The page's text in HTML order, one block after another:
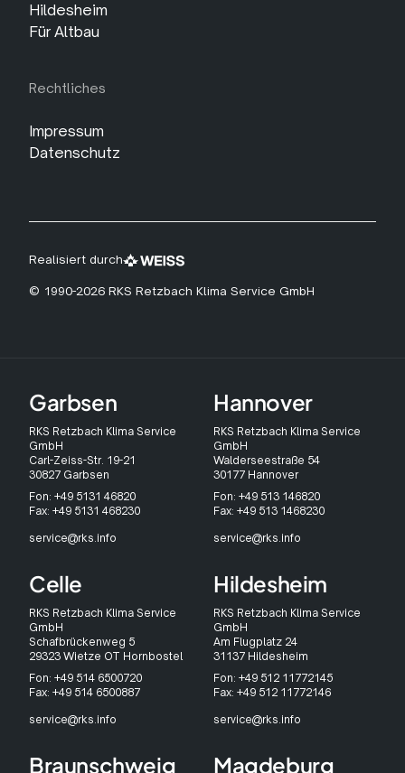
Hildesheim
Für Altbau
Rechtliches
Impressum
Datenschutz
© 1990-2026 RKS Retzbach Klima Service GmbH
Realisiert durch
Garbsen
RKS Retzbach Klima Service
GmbH
Carl-Zeiss-Str. 19-21
30827 Garbsen
Fon: +49 5131 46820
Fax: +49 5131 468230
service@rks.info
Hannover
RKS Retzbach Klima Service
GmbH
Walderseestraße 54
30177 Hannover
Fon: +49 513 146820
Fax: +49 513 1468230
service@rks.info
Celle
RKS Retzbach Klima Service
GmbH
Schafbrückenweg 5
29323 Wietze OT Hornbostel
Fon: +49 514 6500720
Fax: +49 514 6500887
service@rks.info
Hildesheim
RKS Retzbach Klima Service
GmbH
Am Flugplatz 24
31137 Hildesheim
Fon: +49 512 11772145
Fax: +49 512 11772146
service@rks.info
Braunschweig Magdeburg